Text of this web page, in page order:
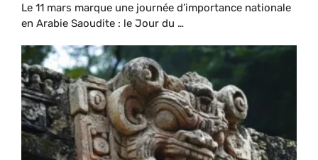
Le 11 mars marque une journée d’importance nationale
en Arabie Saoudite : le Jour du …